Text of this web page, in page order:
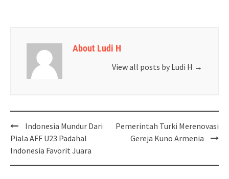
About Ludi H
View all posts by Ludi H →
Post
navigation
Indonesia Mundur Dari
Piala AFF U23 Padahal
Indonesia Favorit Juara
Pemerintah Turki Merenovasi
Gereja Kuno Armenia